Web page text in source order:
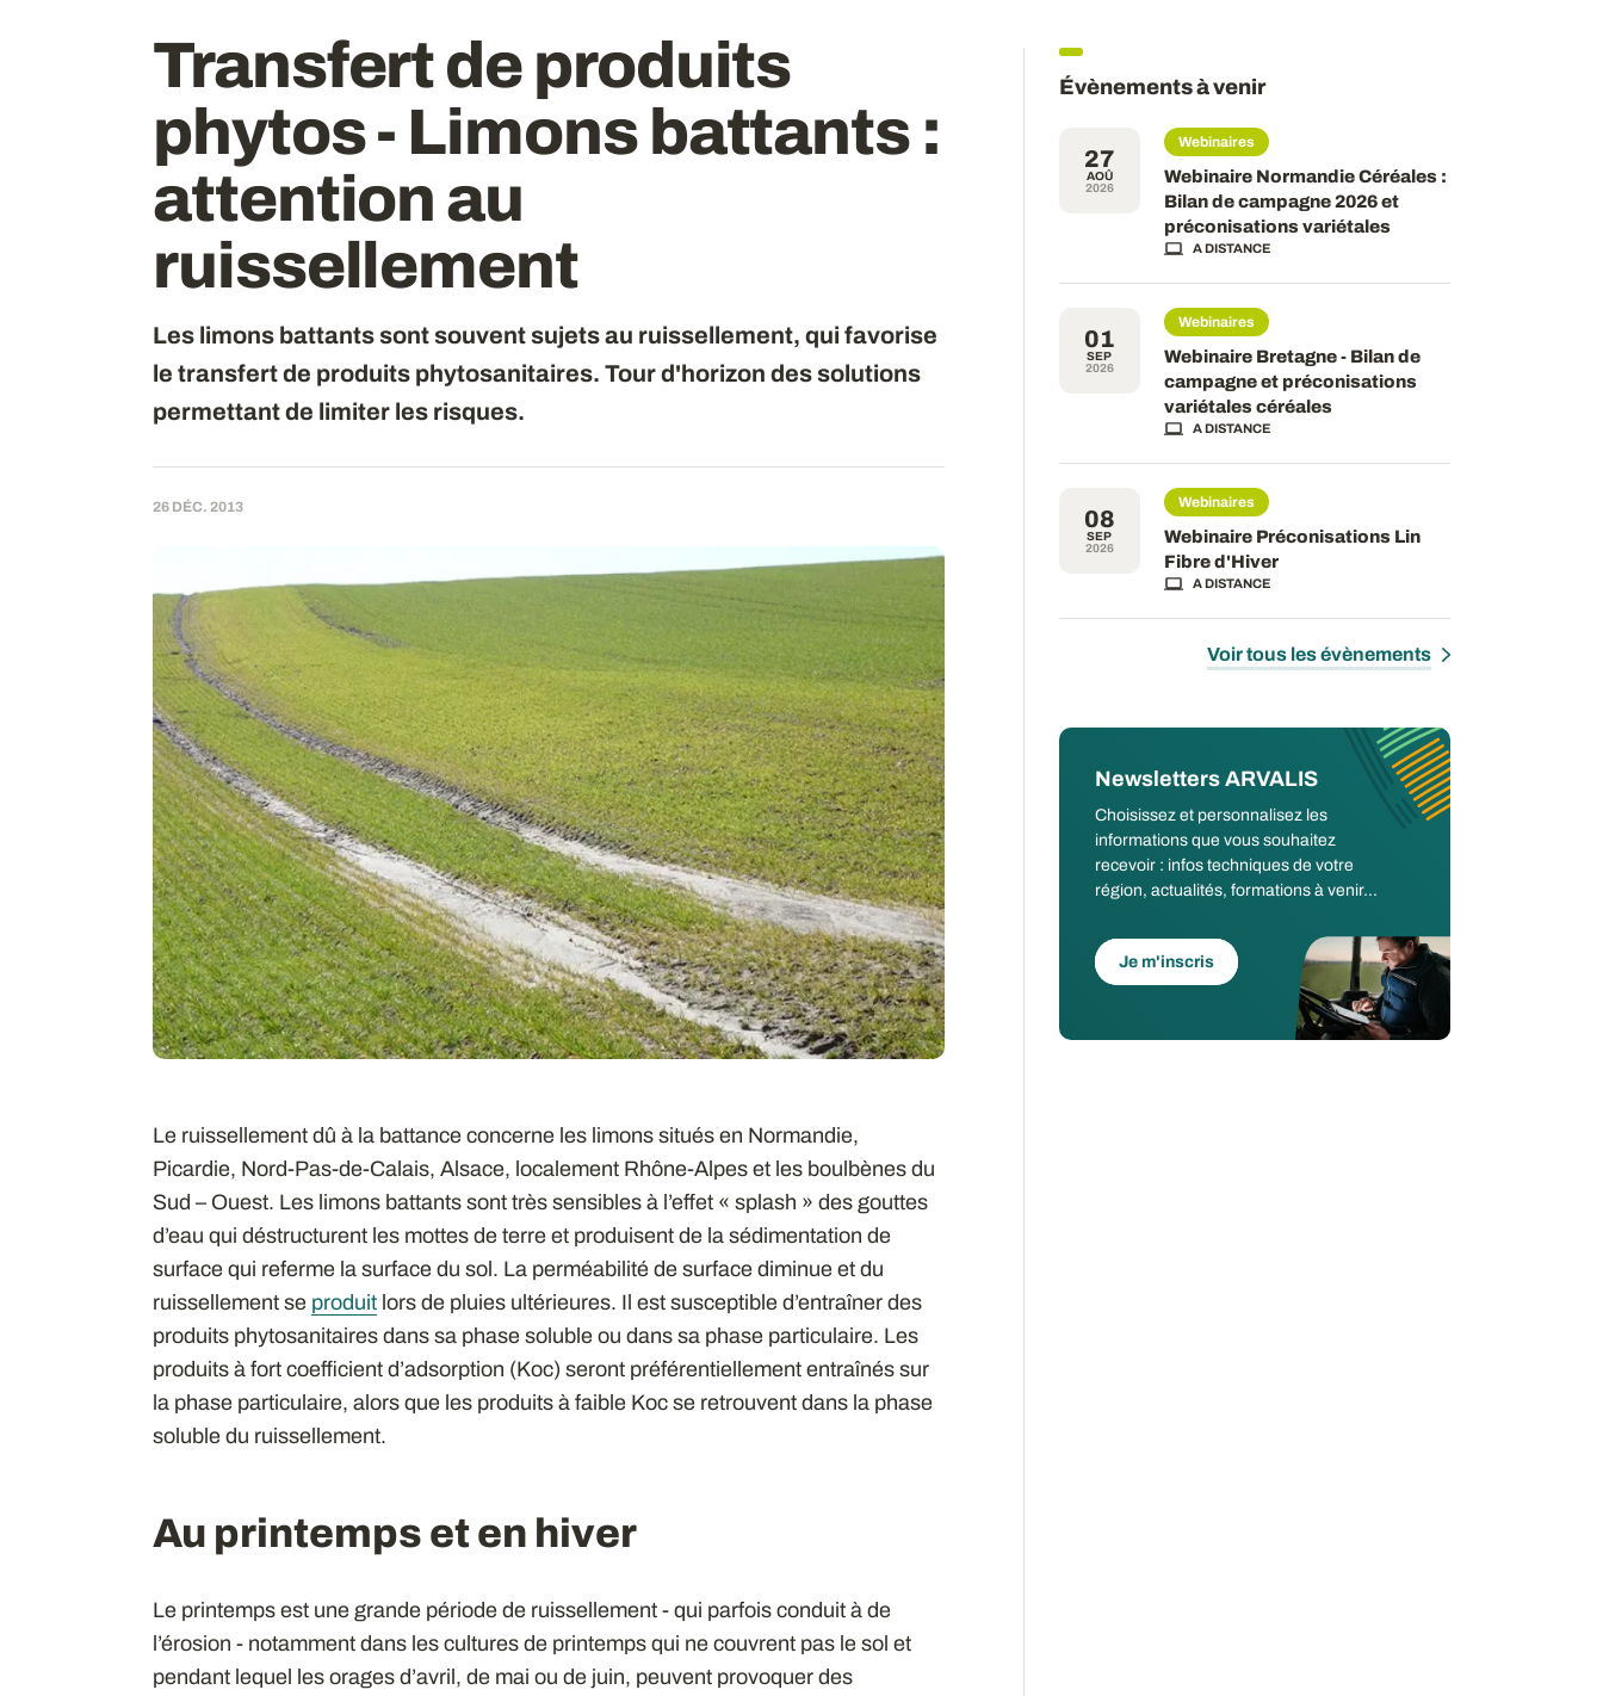
Transfert de produits
phytos - Limons battants :
attention au
ruissellement
Les limons battants sont souvent sujets au ruissellement, qui favorise
le transfert de produits phytosanitaires. Tour d'horizon des solutions
permettant de limiter les risques.
26 DÉC. 2013
Le ruissellement dû à la battance concerne les limons situés en Normandie,
Picardie, Nord-Pas-de-Calais, Alsace, localement Rhône-Alpes et les boulbènes du
Sud – Ouest. Les limons battants sont très sensibles à l’effet « splash » des gouttes
d’eau qui déstructurent les mottes de terre et produisent de la sédimentation de
surface qui referme la surface du sol. La perméabilité de surface diminue et du
ruissellement se produitlors de pluies ultérieures. Il est susceptible d’entraîner des
produits phytosanitaires dans sa phase soluble ou dans sa phase particulaire. Les
produits à fort coefficient d’adsorption (Koc) seront préférentiellement entraînés sur
la phase particulaire, alors que les produits à faible Koc se retrouvent dans la phase
soluble du ruissellement.
Au printemps et en hiver
Le printemps est une grande période de ruissellement - qui parfois conduit à de
l’érosion - notamment dans les cultures de printemps qui ne couvrent pas le sol et
pendant lequel les orages d’avril, de mai ou de juin, peuvent provoquer des
Évènements à venir
27
AOÛ
2026
Webinaires
Webinaire Normandie Céréales :
Bilan de campagne 2026 et
préconisations variétales
A DISTANCE
01
SEP
2026
Webinaires
Webinaire Bretagne - Bilan de
campagne et préconisations
variétales céréales
A DISTANCE
08
SEP
2026
Webinaires
Webinaire Préconisations Lin
Fibre d'Hiver
A DISTANCE
Voir tous les évènements
Newsletters ARVALIS
Choisissez et personnalisez les
informations que vous souhaitez
recevoir : infos techniques de votre
région, actualités, formations à venir...
Je m'inscris